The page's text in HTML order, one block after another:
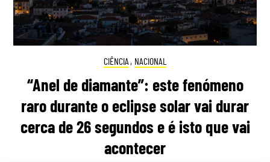
CIÊNCIA , NACIONAL
“Anel de diamante”: este fenómeno
raro durante o eclipse solar vai durar
cerca de 26 segundos e é isto que vai
acontecer